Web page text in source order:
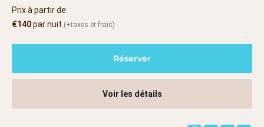
Prix à partir de:
€140par nuit (+taxes et frais)
Réserver
Voir les détails